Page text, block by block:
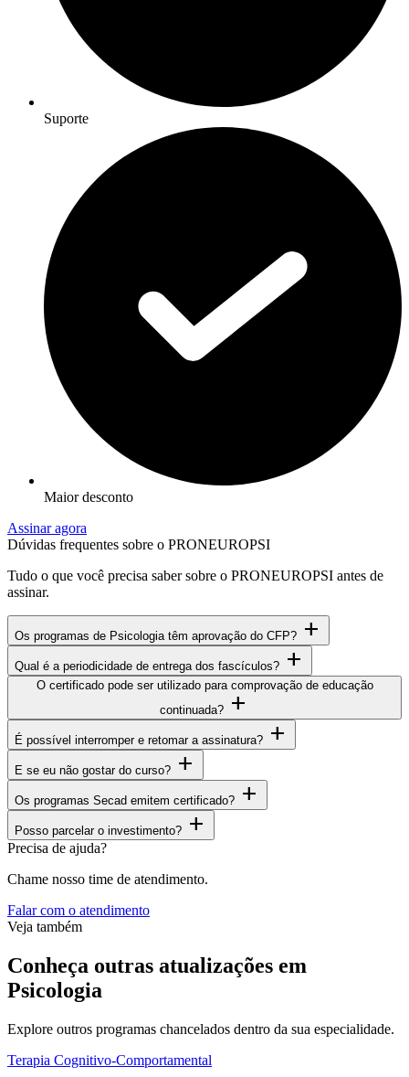
Suporte
Maior desconto
Assinar agora
Dúvidas frequentes sobre o PRONEUROPSI
Tudo o que você precisa saber sobre o PRONEUROPSI antes de
assinar.
Os programas de Psicologia têm aprovação do CFP? add
Qual é a periodicidade de entrega dos fascículos? add
O certificado pode ser utilizado para comprovação de educação
continuada? add
É possível interromper e retomar a assinatura? add
E se eu não gostar do curso? add
Os programas Secad emitem certificado? add
Posso parcelar o investimento? add
Precisa de ajuda?
Chame nosso time de atendimento.
Falar com o atendimento
Veja também
Conheça outras atualizações em
Psicologia
Explore outros programas chancelados dentro da sua especialidade.
Terapia Cognitivo-Comportamental